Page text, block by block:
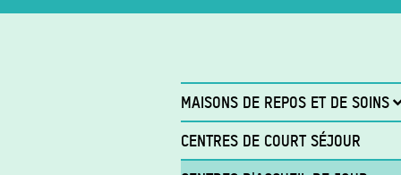
MAISONS DE REPOS ET DE SOINS
No P'tit Nid (Gilly)
Dr J. Hustin (Marchienne-au-
CENTRES DE COURT SÉJOUR